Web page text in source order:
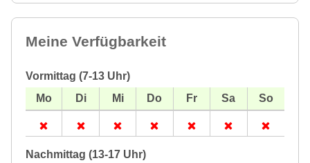
Meine Verfügbarkeit
Vormittag (7-13 Uhr)
Nachmittag (13-17 Uhr)